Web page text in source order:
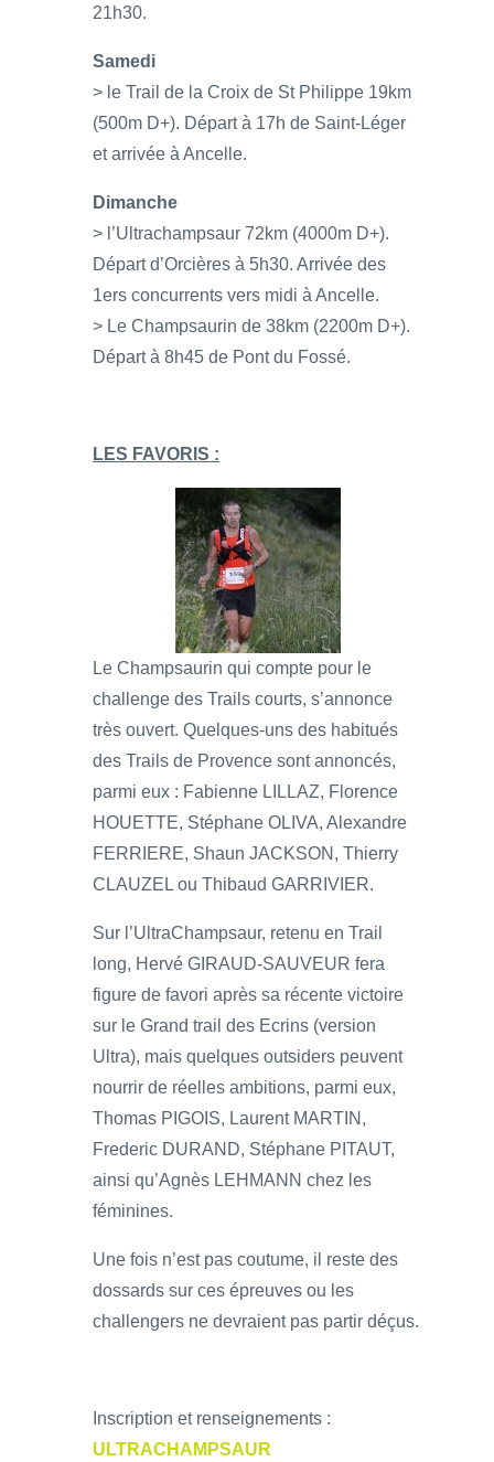
21h30.
Samedi
> le Trail de la Croix de St Philippe 19km
(500m D+). Départ à 17h de Saint-Léger
et arrivée à Ancelle.
Dimanche
> l’Ultrachampsaur 72km (4000m D+).
Départ d’Orcières à 5h30. Arrivée des
1ers concurrents vers midi à Ancelle.
> Le Champsaurin de 38km (2200m D+).
Départ à 8h45 de Pont du Fossé.
LES FAVORIS :
Le Champsaurin qui compte pour le
challenge des Trails courts, s’annonce
très ouvert. Quelques-uns des habitués
des Trails de Provence sont annoncés,
parmi eux : Fabienne LILLAZ, Florence
HOUETTE, Stéphane OLIVA, Alexandre
FERRIERE, Shaun JACKSON, Thierry
CLAUZEL ou Thibaud GARRIVIER.
Sur l’UltraChampsaur, retenu en Trail
long, Hervé GIRAUD-SAUVEUR fera
figure de favori après sa récente victoire
sur le Grand trail des Ecrins (version
Ultra), mais quelques outsiders peuvent
nourrir de réelles ambitions, parmi eux,
Thomas PIGOIS, Laurent MARTIN,
Frederic DURAND, Stéphane PITAUT,
ainsi qu’Agnès LEHMANN chez les
féminines.
Une fois n’est pas coutume, il reste des
dossards sur ces épreuves ou les
challengers ne devraient pas partir déçus.
Inscription et renseignements :
ULTRACHAMPSAUR